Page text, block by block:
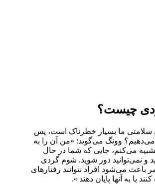
چیست؟
سلامتی ما بسیار خطرناک است، پس
می‌دهیم؟ وونگ می‌گوید: «من آن را به
می‌کنم، جایی که شما در حال
و نمی‌توانید دور شوید. شوم گردی
باعث می‌شود افراد نتوانند رفتارهای
یا به آنها پایان دهند ».